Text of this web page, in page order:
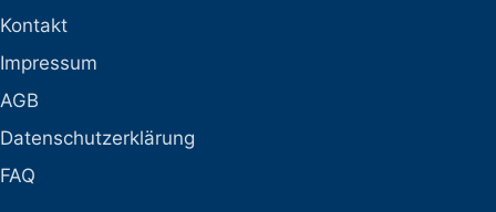
Kontakt
Impressum
AGB
Datenschutzerklärung
FAQ